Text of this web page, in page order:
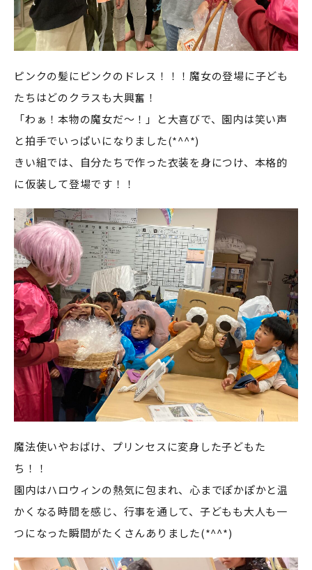
ピンクの髪にピンクのドレス！！！魔女の登場に子ども
たちはどのクラスも大興奮！
「わぁ！本物の魔女だ～！」と大喜びで、園内は笑い声
と拍手でいっぱいになりました(*^^*)
きい組では、自分たちで作った衣装を身につけ、本格的
に仮装して登場です！！
魔法使いやおばけ、プリンセスに変身した子どもた
ち！！
園内はハロウィンの熱気に包まれ、心までぽかぽかと温
かくなる時間を感じ、行事を通して、子どもも大人も一
つになった瞬間がたくさんありました(*^^*)